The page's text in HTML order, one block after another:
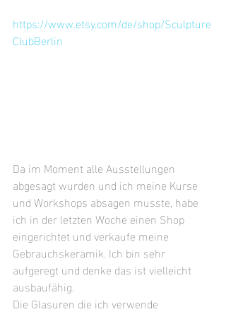
https://www.etsy.com/de/shop/Sculpture
ClubBerlin
Da im Moment alle Ausstellungen
abgesagt wurden und ich meine Kurse
und Workshops absagen musste, habe
ich in der letzten Woche einen Shop
eingerichtet und verkaufe meine
Gebrauchskeramik. Ich bin sehr
aufgeregt und denke das ist vielleicht
ausbaufähig.
Die Glasuren die ich verwende